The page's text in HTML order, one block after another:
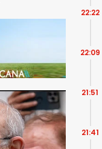
22:22
22:09
21:51
21:41